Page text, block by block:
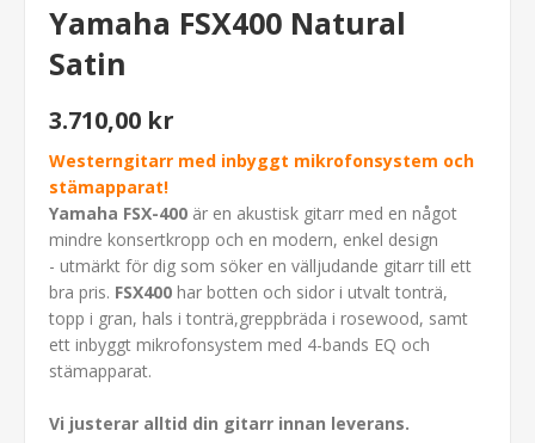
Yamaha FSX400 Natural
Satin
3.710,00 kr
Westerngitarr med inbyggt mikrofonsystem och
stämapparat!
Yamaha FSX-400 är en akustisk gitarr med en något
mindre konsertkropp och en modern, enkel design
- utmärkt för dig som söker en välljudande gitarr till ett
bra pris. FSX400 har botten och sidor i utvalt tonträ,
topp i gran, hals i tonträ,greppbräda i rosewood, samt
ett inbyggt mikrofonsystem med 4-bands EQ och
stämapparat.
Vi justerar alltid din gitarr innan leverans.